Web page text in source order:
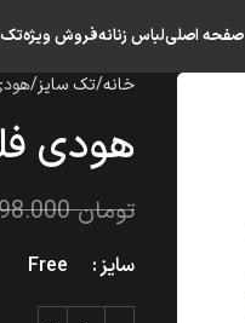
صفحه اصلیلباس زنانهفروش ویژهتک
خانه تک سایز هودی
هودی فلوما
تومان4.398.000
سایز Free